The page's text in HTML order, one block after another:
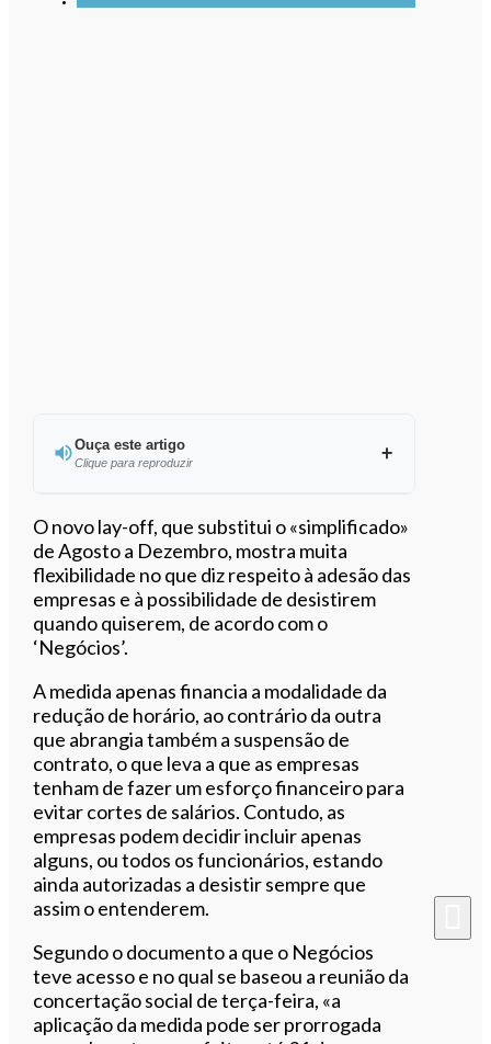
Ouça este artigo
Clique para reproduzir
Ouvir este artigo
O novo lay-off, que substitui o «simplificado»
de Agosto a Dezembro, mostra muita
flexibilidade no que diz respeito à adesão das
empresas e à possibilidade de desistirem
quando quiserem, de acordo com o
‘Negócios’.
A medida apenas financia a modalidade da
redução de horário, ao contrário da outra
que abrangia também a suspensão de
contrato, o que leva a que as empresas
tenham de fazer um esforço financeiro para
evitar cortes de salários. Contudo, as
empresas podem decidir incluir apenas
alguns, ou todos os funcionários, estando
ainda autorizadas a desistir sempre que
assim o entenderem.
Segundo o documento a que o Negócios
teve acesso e no qual se baseou a reunião da
concertação social de terça-feira, «a
aplicação da medida pode ser prorrogada